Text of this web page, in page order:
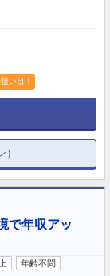
い目！
年収アッ
年齢不問